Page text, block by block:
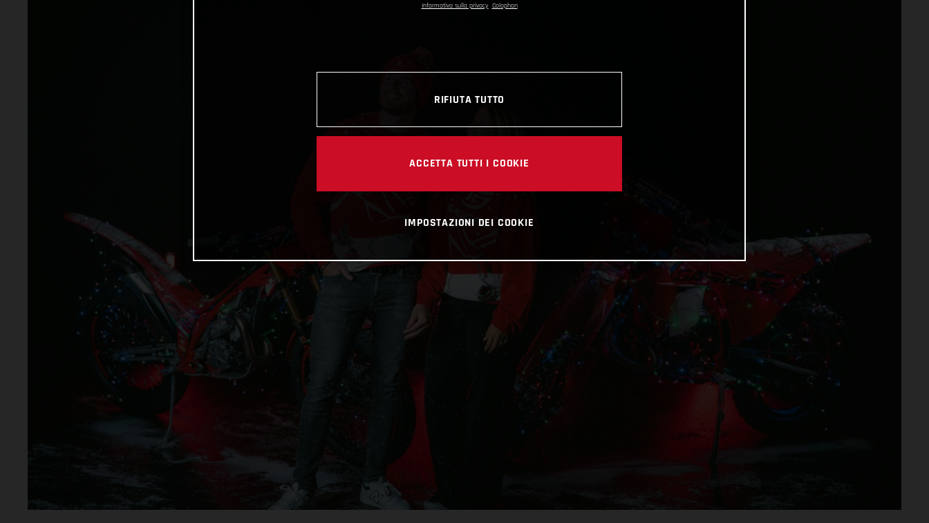
Informativa sulla privacy Colophon
RIFIUTA TUTTO
ACCETTA TUTTI I COOKIE
IMPOSTAZIONI DEI COOKIE